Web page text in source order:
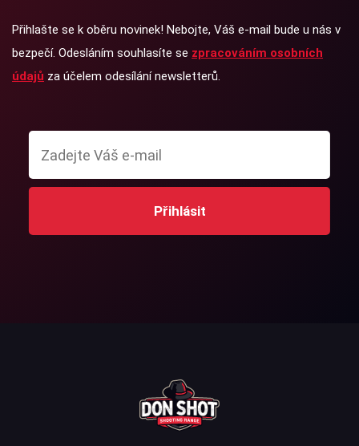
Přihlašte se k oběru novinek! Nebojte, Váš e-mail bude u nás v
bezpečí. Odesláním souhlasíte se zpracováním osobních
údajů za účelem odesílání newsletterů.
Přihlásit